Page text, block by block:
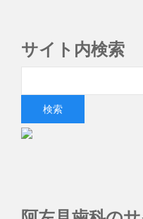
サイト内検索